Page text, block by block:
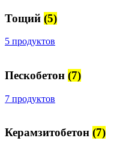
Тощий (5)
5 продуктов
Пескобетон (7)
7 продуктов
Керамзитобетон (7)